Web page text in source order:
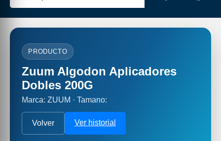
PRODUCTO
Zuum Algodon Aplicadores
Dobles 200G
Marca: ZUUM · Tamano:
Volver Ver historial